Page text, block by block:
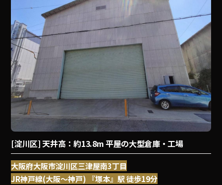
[淀川区] 天井高：約13.8m 平屋の大型倉庫・工場
大阪府大阪市淀川区三津屋南3丁目
JR神戸線(大阪～神戸) 『塚本』駅 徒歩19分